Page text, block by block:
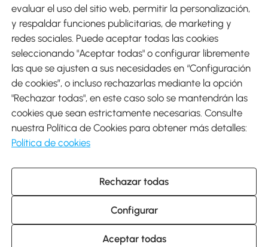
Envíos
Descargar Aosom App
Google Play
931 29 45 12 (L-V de 8:30 a 17:30h)
atencioncliente@aosom.es
C/ Roc Gros, nº 15. 08550 Els Hostalets de Balenyà (Barcelona),
España
© 2014-2026 SPANISH AOSOM, S.L (NIF: B66295775) Todos los
evaluar el uso del sitio web, permitir la personalización,
y respaldar funciones publicitarias, de marketing y
redes sociales. Puede aceptar todas las cookies
seleccionando "Aceptar todas" o configurar libremente
las que se ajusten a sus necesidades en “Configuración
de cookies”, o incluso rechazarlas mediante la opción
"Rechazar todas", en este caso solo se mantendrán las
cookies que sean estrictamente necesarias. Consulte
nuestra Política de Cookies para obtener más detalles:
Política de cookies
Rechazar todas
Configurar
Aceptar todas